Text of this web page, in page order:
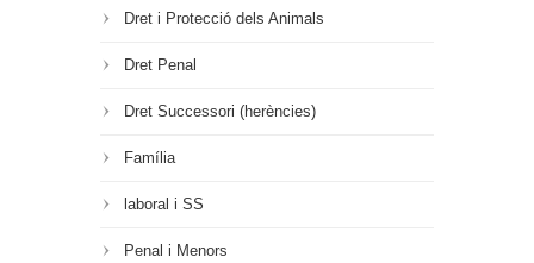
Dret i Protecció dels Animals
Dret Penal
Dret Successori (herències)
Família
laboral i SS
Penal i Menors